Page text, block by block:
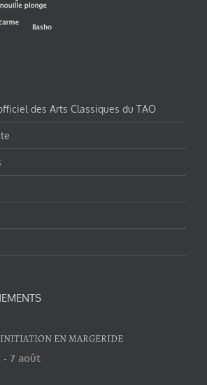
des Arts Classiques du TAO
INITIATION EN MARGERIDE
- 7 août